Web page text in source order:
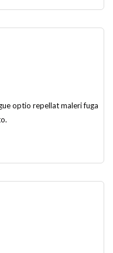
optio repellat maleri fuga